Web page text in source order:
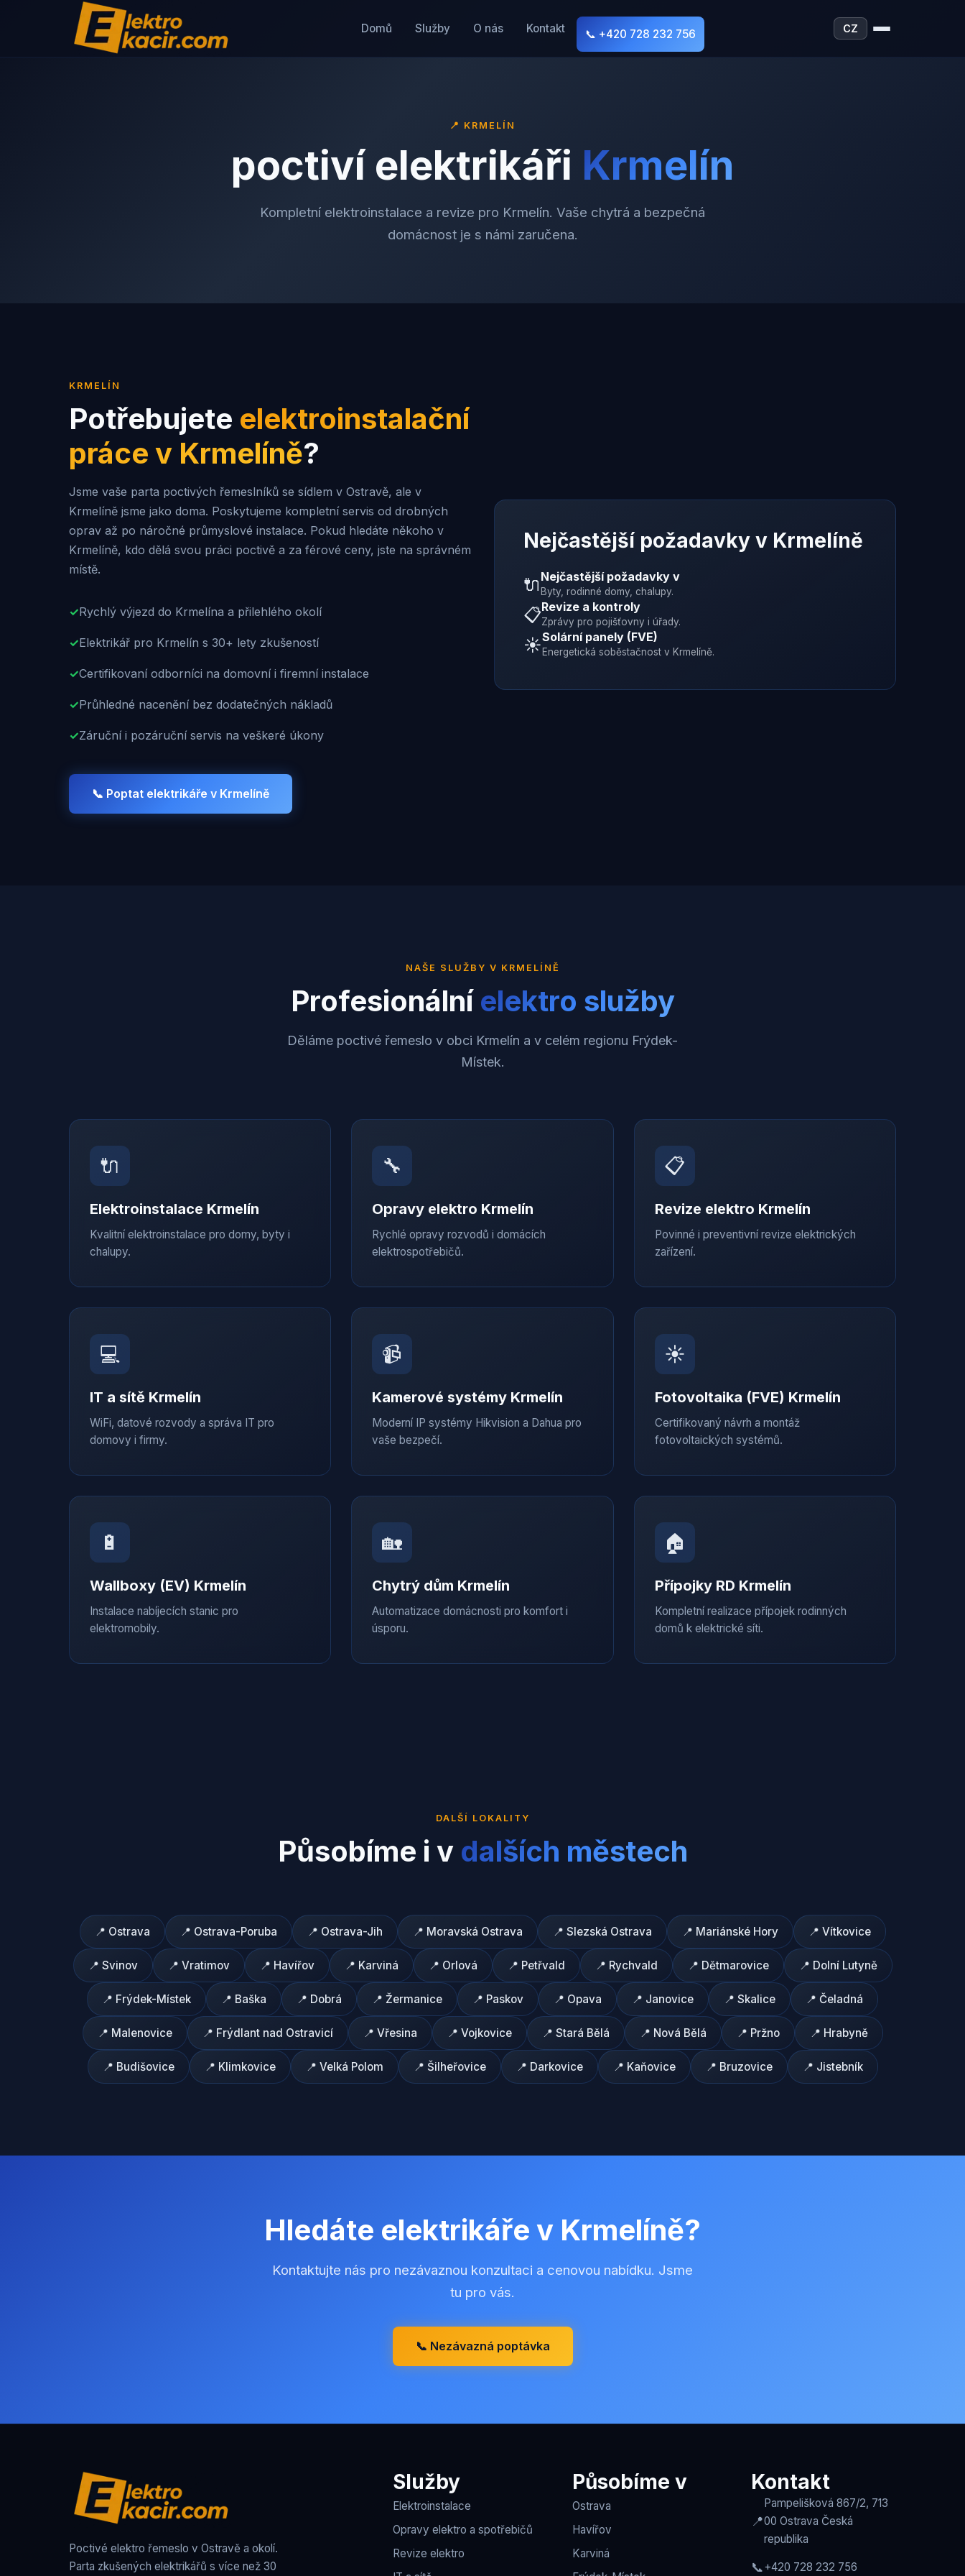
Domů Služby O nás Kontakt 📞 +420 728 232 756 CZ
📍 KRMELÍN
poctiví elektrikáři Krmelín
Kompletní elektroinstalace a revize pro Krmelín. Vaše chytrá a bezpečná
domácnost je s námi zaručena.
KRMELÍN
Potřebujete elektroinstalační
práce v Krmelíně?
Jsme vaše parta poctivých řemeslníků se sídlem v Ostravě, ale v
Krmelíně jsme jako doma. Poskytujeme kompletní servis od drobných
oprav až po náročné průmyslové instalace. Pokud hledáte někoho v
Krmelíně, kdo dělá svou práci poctivě a za férové ceny, jste na správném
místě.
✓Rychlý výjezd do Krmelína a přilehlého okolí
✓Elektrikář pro Krmelín s 30+ lety zkušeností
✓Certifikovaní odborníci na domovní i firemní instalace
✓Průhledné nacenění bez dodatečných nákladů
✓Záruční i pozáruční servis na veškeré úkony
📞 Poptat elektrikáře v Krmelíně
Nejčastější požadavky v Krmelíně
🔌 Nejčastější požadavky v
Byty, rodinné domy, chalupy.
📋Revize a kontroly
Zprávy pro pojišťovny i úřady.
☀️Solární panely (FVE)
Energetická soběstačnost v Krmelíně.
NAŠE SLUŽBY V KRMELÍNĚ
Profesionální elektro služby
Děláme poctivé řemeslo v obci Krmelín a v celém regionu Frýdek-
Místek.
🔌
Elektroinstalace Krmelín
Kvalitní elektroinstalace pro domy, byty i
chalupy.
🔧
Opravy elektro Krmelín
Rychlé opravy rozvodů i domácích
elektrospotřebičů.
📋
Revize elektro Krmelín
Povinné i preventivní revize elektrických
zařízení.
💻
IT a sítě Krmelín
WiFi, datové rozvody a správa IT pro
domovy i firmy.
📹
Kamerové systémy Krmelín
Moderní IP systémy Hikvision a Dahua pro
vaše bezpečí.
☀️
Fotovoltaika (FVE) Krmelín
Certifikovaný návrh a montáž
fotovoltaických systémů.
🔋
Wallboxy (EV) Krmelín
Instalace nabíjecích stanic pro
elektromobily.
🏡
Chytrý dům Krmelín
Automatizace domácnosti pro komfort i
úsporu.
🏠
Přípojky RD Krmelín
Kompletní realizace přípojek rodinných
domů k elektrické síti.
DALŠÍ LOKALITY
Působíme i v dalších městech
📍 Ostrava 📍 Ostrava-Poruba 📍 Ostrava-Jih 📍 Moravská Ostrava 📍 Slezská Ostrava 📍 Mariánské Hory 📍 Vítkovice
📍 Svinov 📍 Vratimov 📍 Havířov 📍 Karviná 📍 Orlová 📍 Petřvald 📍 Rychvald 📍 Dětmarovice 📍 Dolní Lutyně
📍 Frýdek-Místek 📍 Baška 📍 Dobrá 📍 Žermanice 📍 Paskov 📍 Opava 📍 Janovice 📍 Skalice 📍 Čeladná
📍 Malenovice 📍 Frýdlant nad Ostravicí 📍 Vřesina 📍 Vojkovice 📍 Stará Bělá 📍 Nová Bělá 📍 Pržno 📍 Hrabyně
📍 Budišovice 📍 Klimkovice 📍 Velká Polom 📍 Šilheřovice 📍 Darkovice 📍 Kaňovice 📍 Bruzovice 📍 Jistebník
Hledáte elektrikáře v Krmelíně?
Kontaktujte nás pro nezávaznou konzultaci a cenovou nabídku. Jsme
tu pro vás.
📞 Nezávazná poptávka
Poctivé elektro řemeslo v Ostravě a okolí.
Parta zkušených elektrikářů s více než 30
Služby
Elektroinstalace
Opravy elektro a spotřebičů
Revize elektro
Působíme v
Ostrava
Havířov
Karviná
Kontakt
📍
Pampelišková 867/2, 713
00 Ostrava Česká
republika
📞+420 728 232 756